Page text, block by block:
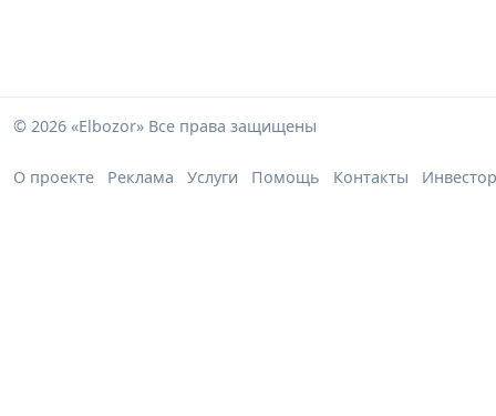
© 2026 «Elbozor» Все права защищены
О проекте Реклама Услуги Помощь Контакты